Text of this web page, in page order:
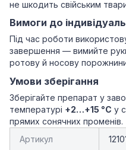
не шкодить свійським
Вимоги до
Під час роботи
завершення — вимийте
ротову й носову порожнини
Умови зберігання
Зберігайте препарат у
температурі +2…+15 °C у
прямих сонячних променів.
Артикул